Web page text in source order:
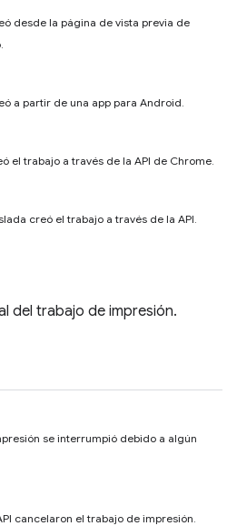
desde la página de vista previa de
a partir de una app para Android.
el trabajo a través de la API de Chrome.
creó el trabajo a través de la API.
del trabajo de impresión.
se interrumpió debido a algún
cancelaron el trabajo de impresión.